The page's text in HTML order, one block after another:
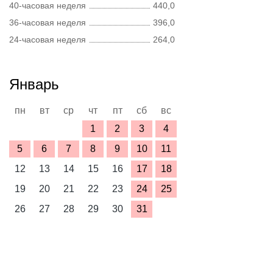
40-часовая неделя
440,0
36-часовая неделя
396,0
24-часовая неделя
264,0
Январь
пн вт ср чт пт сб
вс
1
2 3
4
5
6 7 8 9 10
11
12
13 14 15 16 17
18
19
20 21 22 23 24
25
26
27 28 29 30 31